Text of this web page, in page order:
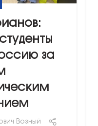
за
Возный